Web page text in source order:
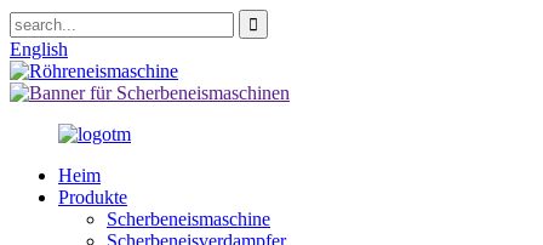
English
Heim
Produkte
Scherbeneismaschine
Scherbeneisverdampfer